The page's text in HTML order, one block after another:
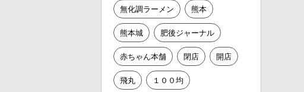
無化調ラーメン 熊本
熊本城 肥後ジャーナル
赤ちゃん本舗 閉店 開店
飛丸 １００均